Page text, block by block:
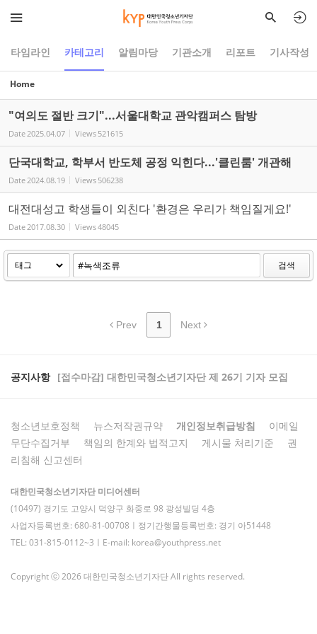
타임라인 카테고리 알림마당 기관소개 리포트 기사작성
Home
"여의도 절반 크기"...서울대학교 관악캠퍼스 탐방
Date2025.04.07 Views 521615
단국대학교, 학부서 반도체 공정 익힌다...'클린룸' 개관해
Date2024.08.19 Views 506238
대전대성고 학생들이 외친다 '환경은 우리가 책임질게요!'
Date2017.08.30 Views48045
검색
Prev 1 Next
공지사항 [접수마감] 대한민국청소년기자단 제 26기 기자 모집
청소년보호정책 뉴스저작권규약 개인정보취급방침
이메일
무단수집거부
책임의 한계와 법적고지 게시물 처리기준
권
리침해 신고센터
대한민국청소년기자단 미디어센터
(10497) 경기도 고양시 덕양구 화중로 98 광성빌딩 4층
사업자등록번호: 680-81-00708ㅣ정기간행물등록번호: 경기 아51448
TEL: 031-815-0112~3ㅣE-mail: korea@youthpress.net
Copyright ⓒ 2026 대한민국청소년기자단 All rights reserved.
Sketchbook5, 스케치북5